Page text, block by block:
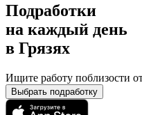
Подработки
на каждый день
в Грязях
Ищите работу поблизости
Выбрать подработку